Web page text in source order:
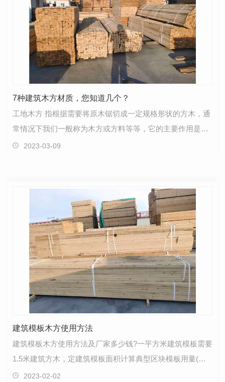
7种建筑木方材质，您知道几个？
工地木方 指根据需要将原木锯切成一定规格形状的方木，通
常情况下我们一般称为木方或方料等等，它的主要作用是在
工地上起到支撑的作用。工地木方的材质也是繁多…
2023-03-09
建筑模板木方使用方法
建筑模板木方使用方法及厂家多少钱?一平方米建筑模板需要
1.5米建筑方木，定建筑模板面积计算典型区块模板用量(计
算数据200平米)与木用量(计算数据300米)，二用量…
2023-02-02